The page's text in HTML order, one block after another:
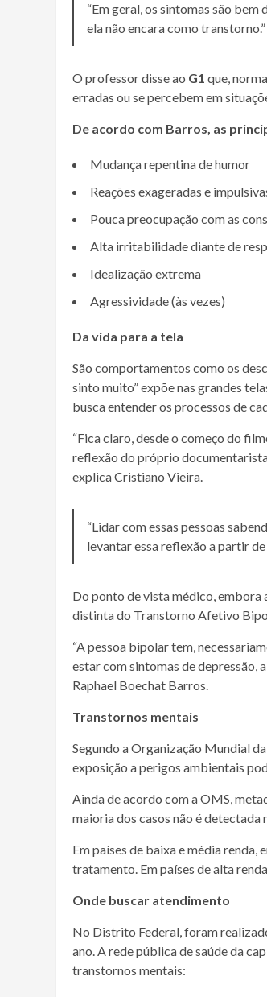
“Em geral, os sintomas são
ela não encara como transtorno.”
O professor disse ao G1 que,
erradas ou se percebem em
De acordo com Barros, as
Mudança repentina de humor
Reações exageradas e
Pouca preocupação com as
Alta irritabilidade diante de
Idealização extrema
Agressividade (às vezes)
Da vida para a tela
São comportamentos como os
sinto muito” expõe nas grandes
busca entender os processos de
“Fica claro, desde o começo do
reflexão do próprio documentarista
explica Cristiano Vieira.
“Lidar com essas pessoas
levantar essa reflexão a partir
Do ponto de vista médico,
distinta do Transtorno Afetivo
“A pessoa bipolar tem,
estar com sintomas de depressão,
Raphael Boechat Barros.
Transtornos mentais
Segundo a Organização Mundial
exposição a perigos ambientais
Ainda de acordo com a OMS,
maioria dos casos não é detectada
Em países de baixa e média
tratamento. Em países de alta
Onde buscar atendimento
No Distrito Federal, foram
ano. A rede pública de saúde da
transtornos mentais: